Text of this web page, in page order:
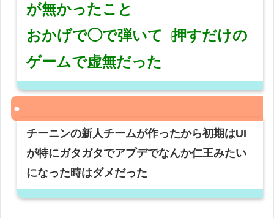
が無かったこと
おかげで◯で弾いて□押すだけの
ゲームで虚無だった
チーニンの新人チームが作ったから初期はUI
が特にガタガタでアプデでなんか仁王みたい
になった時はダメだった